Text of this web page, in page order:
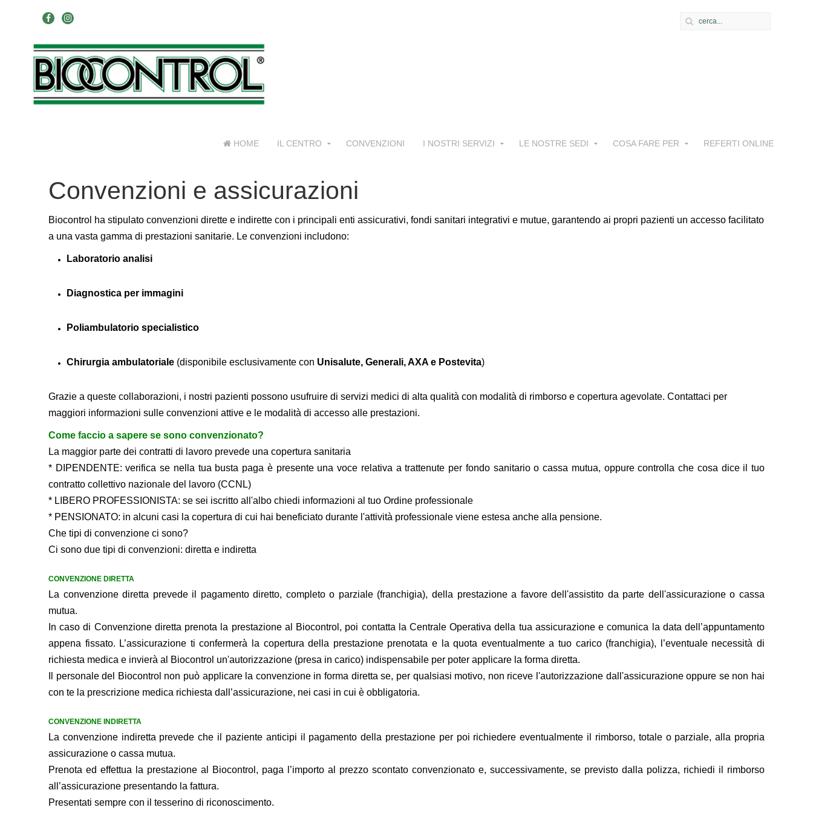
HOME IL CENTRO CONVENZIONI I NOSTRI SERVIZI LE NOSTRE SEDI COSA FARE PER REFERTI ONLINE
Convenzioni e assicurazioni
Biocontrol ha stipulato convenzioni dirette e indirette con i principali enti assicurativi, fondi sanitari integrativi e mutue, garantendo ai propri pazienti un accesso facilitato
a una vasta gamma di prestazioni sanitarie. Le convenzioni includono:
Laboratorio analisi
Diagnostica per immagini
Poliambulatorio specialistico
Chirurgia ambulatoriale (disponibile esclusivamente con Unisalute, Generali, AXA e Postevita)
Grazie a queste collaborazioni, i nostri pazienti possono usufruire di servizi medici di alta qualità con modalità di rimborso e copertura agevolate. Contattaci per
maggiori informazioni sulle convenzioni attive e le modalità di accesso alle prestazioni.
Come faccio a sapere se sono convenzionato?
La maggior parte dei contratti di lavoro prevede una copertura sanitaria
* DIPENDENTE: verifica se nella tua busta paga è presente una voce relativa a trattenute per fondo sanitario o cassa mutua, oppure controlla che cosa dice il tuo
contratto collettivo nazionale del lavoro (CCNL)
* LIBERO PROFESSIONISTA: se sei iscritto all'albo chiedi informazioni al tuo Ordine professionale
* PENSIONATO: in alcuni casi la copertura di cui hai beneficiato durante l'attività professionale viene estesa anche alla pensione.
Che tipi di convenzione ci sono?
Ci sono due tipi di convenzioni: diretta e indiretta
CONVENZIONE DIRETTA
La convenzione diretta prevede il pagamento diretto, completo o parziale (franchigia), della prestazione a favore dell'assistito da parte dell'assicurazione o cassa
mutua.
In caso di Convenzione diretta prenota la prestazione al Biocontrol, poi contatta la Centrale Operativa della tua assicurazione e comunica la data dell’appuntamento
appena fissato. L’assicurazione ti confermerà la copertura della prestazione prenotata e la quota eventualmente a tuo carico (franchigia), l’eventuale necessità di
richiesta medica e invierà al Biocontrol un'autorizzazione (presa in carico) indispensabile per poter applicare la forma diretta.
Il personale del Biocontrol non può applicare la convenzione in forma diretta se, per qualsiasi motivo, non riceve l'autorizzazione dall'assicurazione oppure se non hai
con te la prescrizione medica richiesta dall’assicurazione, nei casi in cui è obbligatoria.
CONVENZIONE INDIRETTA
La convenzione indiretta prevede che il paziente anticipi il pagamento della prestazione per poi richiedere eventualmente il rimborso, totale o parziale, alla propria
assicurazione o cassa mutua.
Prenota ed effettua la prestazione al Biocontrol, paga l’importo al prezzo scontato convenzionato e, successivamente, se previsto dalla polizza, richiedi il rimborso
all’assicurazione presentando la fattura.
Presentati sempre con il tesserino di riconoscimento.